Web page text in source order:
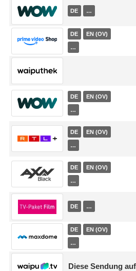
DE …
DE EN (OV)
…
DE EN (OV)
…
DE EN (OV)
…
DE EN (OV)
…
DE …
DE EN (OV)
…
Diese Sendung